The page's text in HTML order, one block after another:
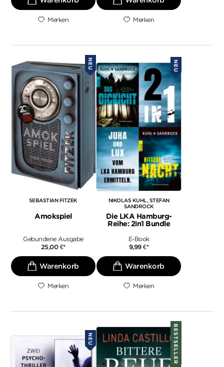
Merken Merken
NEU
SEBASTIAN FITZEK
Amokspiel
Gebundene Ausgabe
25,00 €*
Merken
NEU
NIKOLAS KUHL STEFAN
SANDROCK
Die LKA Hamburg-
Reihe: 2in1 Bundle
E-Book
9,99€*
Merken
NEU BESTSELLER